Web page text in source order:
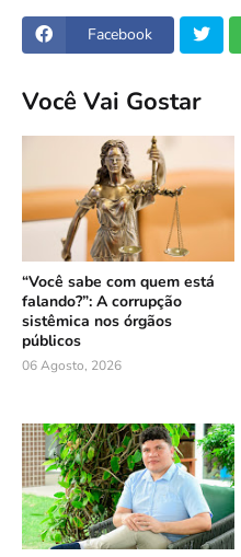
Facebook
Você Vai Gostar
“Você sabe com quem está
falando?”: A corrupção
sistêmica nos órgãos
públicos
06 Agosto, 2026